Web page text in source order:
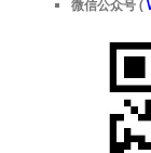
微信公众号 (